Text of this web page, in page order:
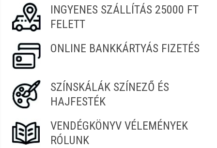
teljes választéka. 2MBeauty, Crystal Nails, Diamond Nails
termékek üzleteinkben elérhetőek. 100%-os vásárlói
elégedettség, gyors és kényelmes vásárlás a Szendrei
INGYENES SZÁLLÍTÁS 25000 FT
FELETT
ONLINE BANKKÁRTYÁS FIZETÉS
SZÍNSKÁLÁK SZÍNEZŐ ÉS
HAJFESTÉK
VENDÉGKÖNYV VÉLEMÉNYEK
RÓLUNK